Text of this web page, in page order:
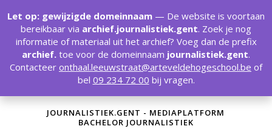
JOURNALISTIEK.GENT - MEDIAPLATFORM
BACHELOR JOURNALISTIEK
Let op: gewijzigde domeinnaam — De website is voortaan
bereikbaar via archief.journalistiek.gent. Zoek je nog
informatie of materiaal uit het archief? Voeg dan de prefix
archief. toe voor de domeinnaam journalistiek.gent.
Contacteer onthaal.leeuwstraat@arteveldehogeschool.be of
bel 09 234 72 00 bij vragen.